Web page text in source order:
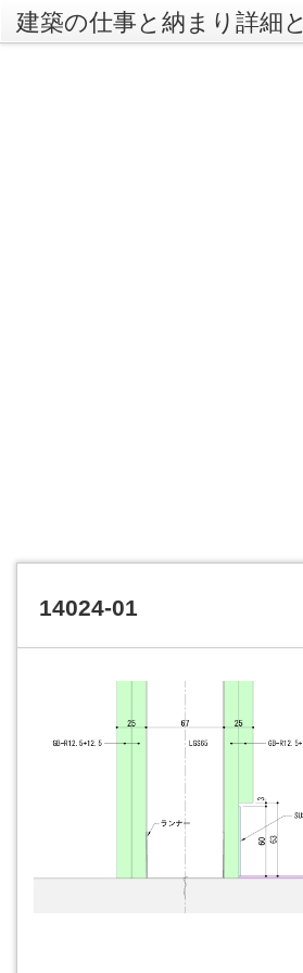
建築の仕事と納まり詳細と
14024-01